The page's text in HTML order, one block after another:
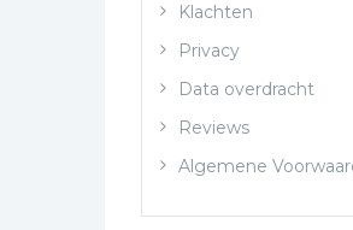
Christelijke
Eten en koken
Geschiedenis
Israël / Jodendom
Kinder- en
Klachten
Privacy
Data overdracht
Reviews
Algemene